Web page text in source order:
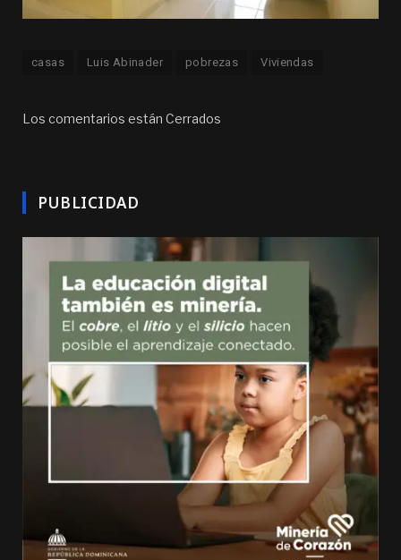
casas Luis Abinader pobrezas Viviendas
Los comentarios están Cerrados
PUBLICIDAD